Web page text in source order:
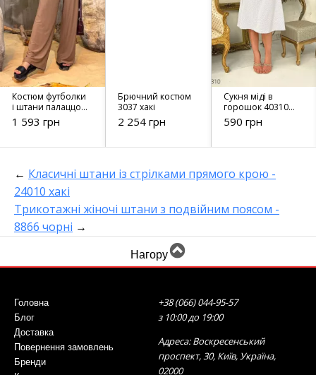
Костюм футболки
і штани палаццо з
трикотаж 3194
1 593 грн
Брючний костюм
3037 хакі
2 254 грн
Сукня міді в
горошок 40310
білий
590 грн
← Класичні штани із стрілками прямого крою -
24010 хакі
Трикотажні жіночі штани з подвійним поясом -
8866 чорні →
Нагору
Головна
Блог
Доставка
Повернення замовлень
Бренди
+38 (066) 044-95-57
з 10:00 до 19:00
Адреса: Воскресенський
проспект, 30, Київ, Україна,
02000